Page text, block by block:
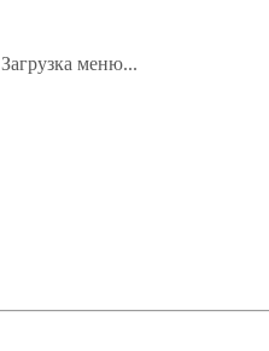
Загрузка меню...